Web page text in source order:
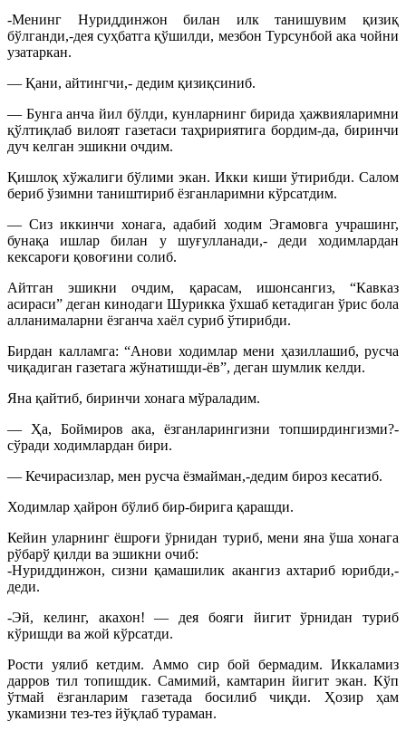
-Менинг Нуриддинжон билан илк танишувим қизиқ
бўлганди,-дея суҳбатга қўшилди, мезбон Турсунбой ака чойни
узатаркан.
— Қани, айтингчи,- дедим қизиқсиниб.
— Бунга анча йил бўлди, кунларнинг бирида ҳажвияларимни
қўлтиқлаб вилоят газетаси таҳририятига бордим-да, биринчи
дуч келган эшикни очдим.
Қишлоқ хўжалиги бўлими экан. Икки киши ўтирибди. Салом
бериб ўзимни таништириб ёзганларимни кўрсатдим.
— Сиз иккинчи хонага, адабий ходим Эгамовга учрашинг,
бунақа ишлар билан у шуғулланади,- деди ходимлардан
кексароғи қовоғини солиб.
Айтган эшикни очдим, қарасам, ишонсангиз, “Кавказ
асираси” деган кинодаги Шурикка ўхшаб кетадиган ўрис бола
алланималарни ёзганча хаёл суриб ўтирибди.
Бирдан калламга: “Анови ходимлар мени ҳазиллашиб, русча
чиқадиган газетага жўнатишди-ёв”, деган шумлик келди.
Яна қайтиб, биринчи хонага мўраладим.
— Ҳа, Боймиров ака, ёзганларингизни топширдингизми?-
сўради ходимлардан бири.
— Кечирасизлар, мен русча ёзмайман,-дедим бироз кесатиб.
Ходимлар ҳайрон бўлиб бир-бирига қарашди.
Кейин уларнинг ёшроғи ўрнидан туриб, мени яна ўша хонага
рўбарў қилди ва эшикни очиб:
-Нуриддинжон, сизни қамашилик акангиз ахтариб юрибди,-
деди.
-Эй, келинг, акахон! — дея бояги йигит ўрнидан туриб
кўришди ва жой кўрсатди.
Рости уялиб кетдим. Аммо сир бой бермадим. Иккаламиз
дарров тил топишдик. Самимий, камтарин йигит экан. Кўп
ўтмай ёзганларим газетада босилиб чиқди. Ҳозир ҳам
укамизни тез-тез йўқлаб тураман.